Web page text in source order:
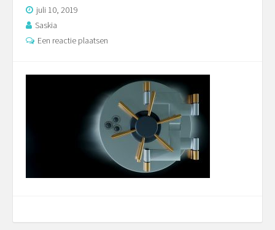
juli 10, 2019
Saskia
Een reactie plaatsen